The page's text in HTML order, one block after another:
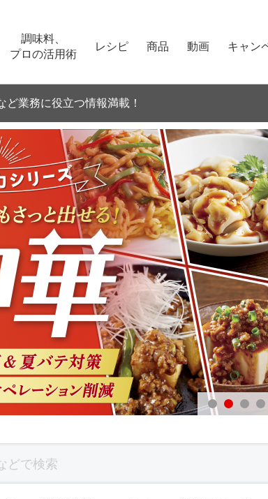
調味料、
プロの活用術
レシピ 商品 動画 キャン
ど業務に役立つ情報満載！